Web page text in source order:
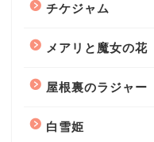
チケジャム
メアリと魔女の花
屋根裏のラジャー
白雪姫